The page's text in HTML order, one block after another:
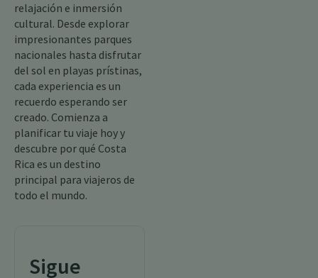
relajación e inmersión
cultural. Desde explorar
impresionantes parques
nacionales hasta disfrutar
del sol en playas prístinas,
cada experiencia es un
recuerdo esperando ser
creado. Comienza a
planificar tu viaje hoy y
descubre por qué Costa
Rica es un destino
principal para viajeros de
todo el mundo.
Sigue